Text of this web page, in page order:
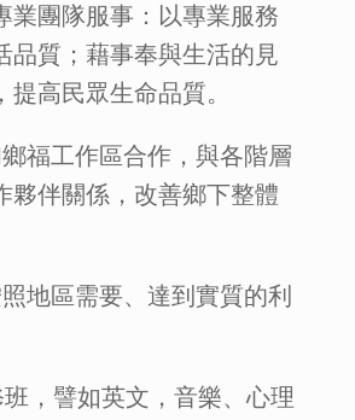
業團隊服事：以專業服務
品質；藉事奉與生活的見
高民眾生命品質。
福工作區合作，與各階層
夥伴關係，改善鄉下整體
地區需要、達到實質的利
，譬如英文，音樂、心理